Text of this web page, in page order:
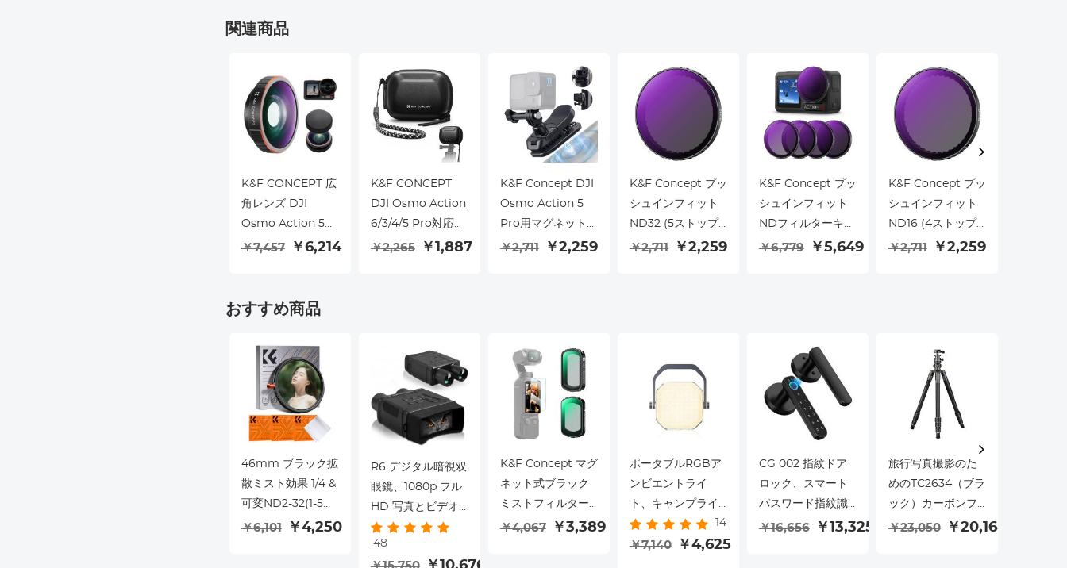
関連商品
K&F CONCEPT 広
角レンズ DJI
Osmo Action 5
Pro対応、ねじ込み
ガラス アクション
ー Osmo Action
￥7,457 ￥6,214
K&F CONCEPT
DJI Osmo Action
6/3/4/5 Pro対応キ
ャリングケース、
￥2,265 ￥1,887
K&F Concept DJI
Osmo Action 5
Pro用マグネット式
バックパッククリ
X4 X3、Ace Pro 2
用180°回転クイッ
クリリースアクシ
ョンカメラホルダ
￥2,711 ￥2,259
K&F Concept プッ
シュインフィット
ND32 (5ストップ)
レンズフィルター
コーティング ニュ
ートラルデンシテ
ィ減光フィルタ
ー、光学ガラス/ア
レーム
￥2,711 ￥2,259
K&F Concept プッ
シュインフィット
NDフィルターキッ
ト DJI Osmo
フィルター Osmo
Action 3/Action 4
用、マルチコーテ
￥6,779 ￥5,649
K&F Concept プッ
シュインフィット
ND16 (4ストップ)
レンズフィルター
コーティング ニュ
ートラルデンシテ
ィ減光フィルタ
ー、光学ガラス/ア
ルミニウム合金フ
レーム
￥2,711 ￥2,259
おすすめ商品
46mm ブラック拡
散ミスト効果 1/4 &
可変ND2-32(1-5ス
トップ) & 円偏光フ
￥6,101 ￥4,250
R6 デジタル暗視双
眼鏡、1080p フル
HD 写真とビデオ
赤外線暗視ゴーグ
ル、狩猟、キャン
48
K&F Concept マグ
ネット式ブラック
ミストフィルター
セット（DJI
￥4,067 ￥3,389
ポータブルRGBア
ンビエントライ
ト、キャンプライ
ト、両面LEDビデ
オライト、サウン
14
￥7,140 ￥4,625
CG 002 指紋ドア
ロック、スマート
パスワード指紋識
別ドアロック、パ
￥16,656 ￥13,325
旅行写真撮影のた
めのTC2634（ブラ
ック）カーボンフ
ァイバー三脚軽量
￥23,050 ￥20,168